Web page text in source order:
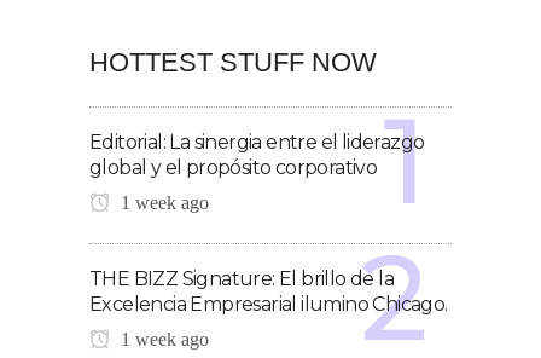
HOTTEST STUFF NOW
Editorial: La sinergia entre el liderazgo
global y el propósito corporativo
1 week ago
THE BIZZ Signature: El brillo de la
Excelencia Empresarial ilumino Chicago.
1 week ago